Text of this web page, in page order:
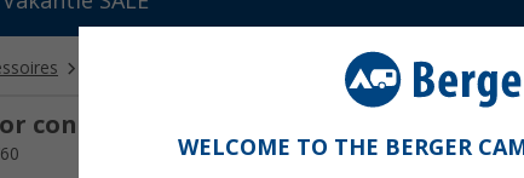
Peggy Peg U-
connector 4 stuks
WELCOME TO THE BERGER